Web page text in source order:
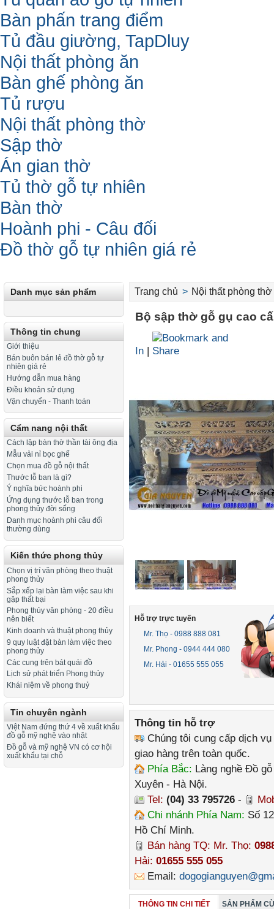
Bàn phấn trang điểm
Tủ đầu giường, TapDluy
Nội thất phòng ăn
Bàn ghế phòng ăn
Tủ rượu
Nội thất phòng thờ
Sập thờ
Án gian thờ
Tủ thờ gỗ tự nhiên
Bàn thờ
Hoành phi - Câu đối
Đồ thờ gỗ tự nhiên giá rẻ
Danh mục sản phẩm
Thông tin chung
Giới thiệu
Bán buôn bán lẻ đồ thờ gỗ tự
nhiên giá rẻ
Hướng dẫn mua hàng
Điều khoản sử dụng
Vận chuyển - Thanh toán
Cẩm nang nội thất
Cách lập bàn thờ thần tài ông địa
Mẫu vải nỉ bọc ghế
Chọn mua đồ gỗ nội thất
Thước lỗ ban là gì?
Ý nghĩa bức hoành phi
Ứng dụng thước lỗ ban trong
phong thủy đời sống
Danh mục hoành phi câu đối
thường dùng
Kiến thức phong thủy
Chọn vị trí văn phòng theo thuật
phong thủy
Sắp xếp lại bàn làm việc sau khi
gặp thất bại
Phong thủy văn phòng - 20 điều
nên biết
Kinh doanh và thuật phong thủy
9 quy luật đặt bàn làm việc theo
phong thủy
Các cung trên bát quái đồ
Lịch sử phát triển Phong thủy
Khái niệm về phong thuỷ
Tin chuyên ngành
Việt Nam đứng thứ 4 về xuất khẩu
đồ gỗ mỹ nghệ vào nhật
Đồ gỗ và mỹ nghệ VN có cơ hội
xuất khẩu tại chỗ
Trang chủ > Nội thất phòng thờ
Bộ sập thờ gỗ gụ cao
In |
Hỗ trợ trực tuyến
Mr. Thọ - 0988 888 081
Mr. Phong - 0944 444 080
Mr. Hải - 01655 555 055
Thông tin hỗ trợ
Chúng tôi cung cấp dịch
giao hàng trên toàn quốc.
Phía Bắc: Làng nghề Đồ
Xuyên - Hà Nội.
Tel: (04) 33 795726 -
Chi nhánh Phía Nam: Số
Hồ Chí Minh.
Bán hàng TQ: Mr. Thọ:
Hải: 01655 555 055
Email:
THÔNG TIN CHI TIẾT SẢN PHẨM